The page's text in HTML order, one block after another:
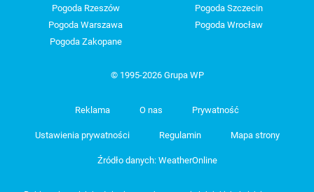
Pogoda Rzeszów
Pogoda Szczecin
Pogoda Warszawa
Pogoda Wrocław
Pogoda Zakopane
© 1995-2026 Grupa WP
Reklama O nas Prywatność
Ustawienia prywatności Regulamin Mapa strony
Źródło danych: WeatherOnline